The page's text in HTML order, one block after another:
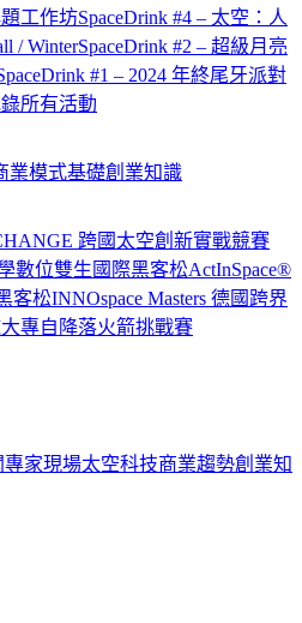
工作坊SpaceDrink #4 – 太空：人
/ WinterSpaceDrink #2 – 超級月亮
#1 – 2024 年終尾牙派對
所有活動
業模式基礎創業知識
跨國太空創新實戰競賽
數位雙生國際黑客松ActInSpace®
客松INNOspace Masters 德國跨界
專自降落火箭挑戰賽
專家現場太空科技商業趨勢創業知